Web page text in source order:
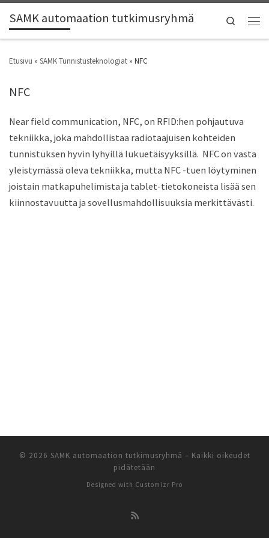
SAMK automaation tutkimusryhmä Search
Etusivu » SAMK Tunnistusteknologiat » NFC
NFC
Near field communication, NFC, on RFID:hen pohjautuva
tekniikka, joka mahdollistaa radiotaajuisen kohteiden
tunnistuksen hyvin lyhyillä lukuetäisyyksillä. NFC on vasta
yleistymässä oleva tekniikka, mutta NFC -tuen löytyminen
joistain matkapuhelimista ja tablet-tietokoneista lisää sen
kiinnostavuutta ja sovellusmahdollisuuksia merkittävästi.
© 2026 SAMK automaation tutkimusryhmä – Kaikki oikeudet
pidätetään
Designed with Customizr Pro